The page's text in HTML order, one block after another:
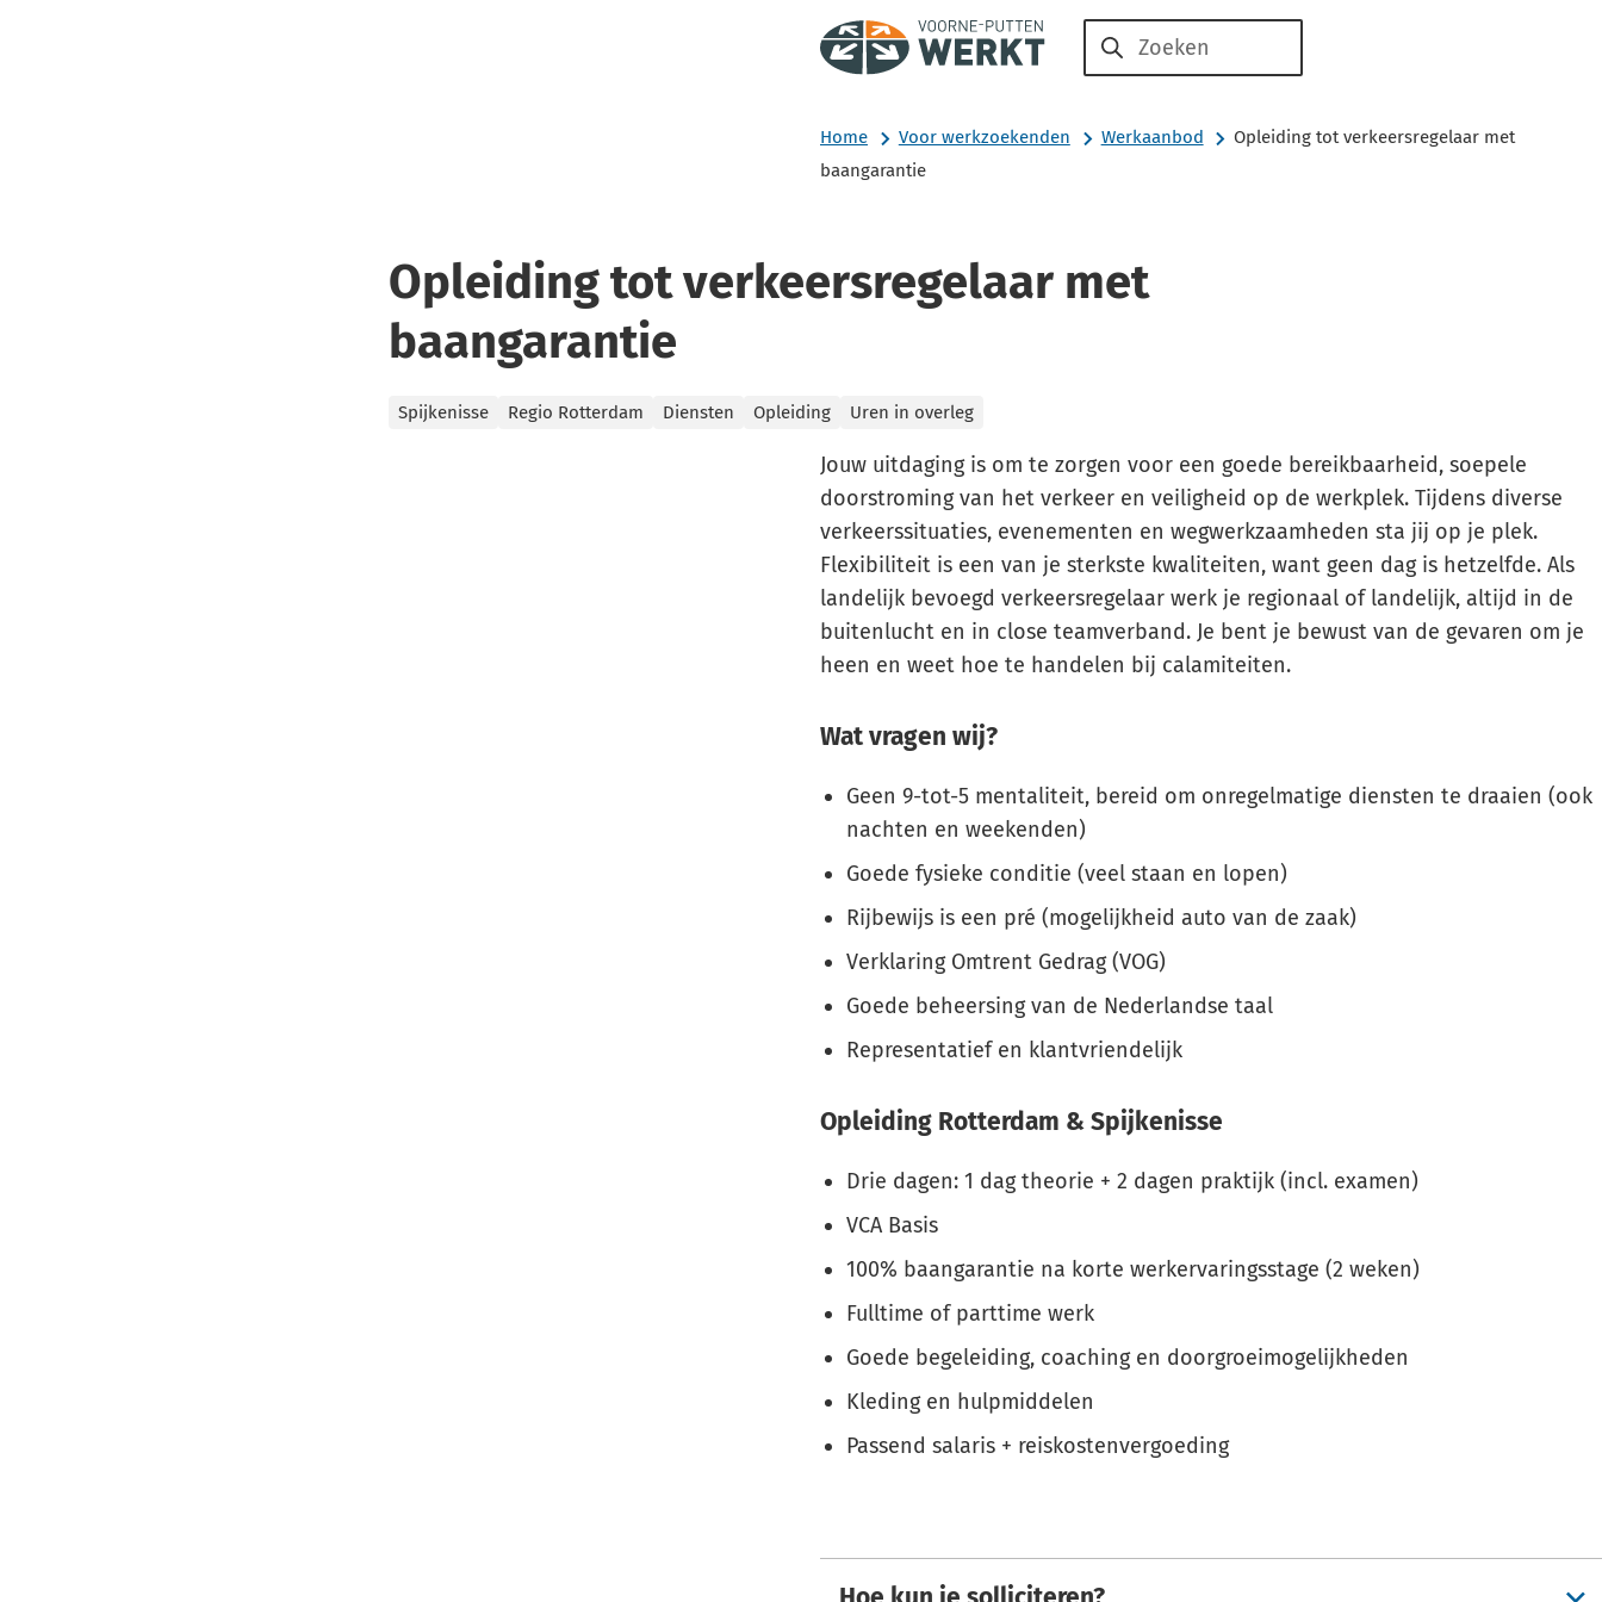
werkzoekenden
Zoeken
Home Voor werkzoekenden Werkaanbod
Opleiding tot verkeersregelaar met
baangarantie
Opleiding tot verkeersregelaar met
baangarantie
Spijkenisse Regio Rotterdam Diensten Opleiding Uren in overleg
Jouw uitdaging is om te zorgen voor een goede bereikbaarheid, soepele
doorstroming van het verkeer en veiligheid op de werkplek. Tijdens diverse
verkeerssituaties, evenementen en wegwerkzaamheden sta jij op je plek.
Flexibiliteit is een van je sterkste kwaliteiten, want geen dag is hetzelfde. Als
landelijk bevoegd verkeersregelaar werk je regionaal of landelijk, altijd in de
buitenlucht en in close teamverband. Je bent je bewust van de gevaren om je
heen en weet hoe te handelen bij calamiteiten.
Wat vragen wij?
Geen 9-tot-5 mentaliteit, bereid om onregelmatige diensten te draaien (ook
nachten en weekenden)
Goede fysieke conditie (veel staan en lopen)
Rijbewijs is een pré (mogelijkheid auto van de zaak)
Verklaring Omtrent Gedrag (VOG)
Goede beheersing van de Nederlandse taal
Representatief en klantvriendelijk
Opleiding Rotterdam & Spijkenisse
Drie dagen: 1 dag theorie + 2 dagen praktijk (incl. examen)
VCA Basis
100% baangarantie na korte werkervaringsstage (2 weken)
Fulltime of parttime werk
Goede begeleiding, coaching en doorgroeimogelijkheden
Kleding en hulpmiddelen
Passend salaris + reiskostenvergoeding